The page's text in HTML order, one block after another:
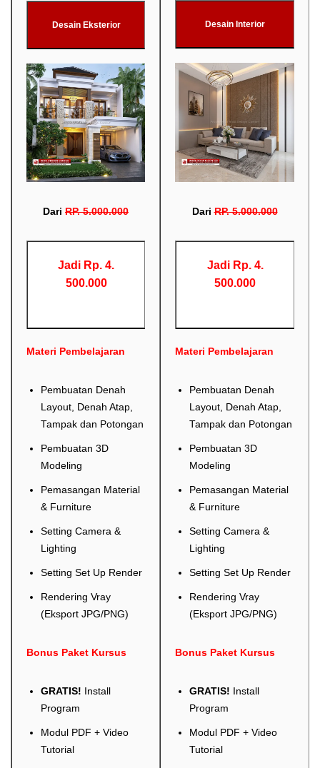
Desain Eksterior
Dari RP.5.000.000
Jadi Rp. 4.
500.000
Materi Pembelajaran
Pembuatan Denah
Layout, Denah Atap,
Tampak dan Potongan
Pembuatan 3D
Modeling
Pemasangan Material
& Furniture
Setting Camera &
Lighting
Setting Set Up Render
Rendering Vray
(Eksport JPG/PNG)
Bonus Paket Kursus
GRATIS! Install
Program
Modul PDF + Video
Tutorial
Desain Interior
DariRP.5.000.000
Jadi Rp. 4.
500.000
Materi Pembelajaran
Pembuatan Denah
Layout, Denah Atap,
Tampak dan Potongan
Pembuatan 3D
Modeling
Pemasangan Material
& Furniture
Setting Camera &
Lighting
Setting Set Up Render
Rendering Vray
(Eksport JPG/PNG)
Bonus Paket Kursus
GRATIS! Install
Program
Modul PDF + Video
Tutorial